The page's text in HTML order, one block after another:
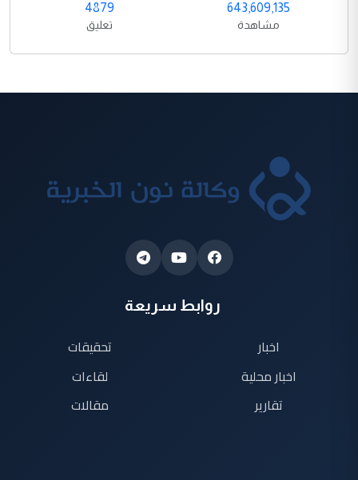
643,609,135
مشاهدة
4879
تعليق
روابط سريعة
اخبار
اخبار محلية
تقارير
تحقيقات
لقاءات
مقالات